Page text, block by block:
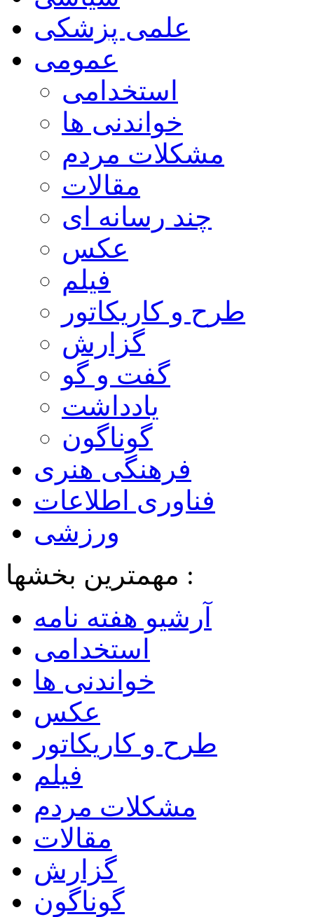
علمی پزشکی
عمومی
استخدامی
خواندنی ها
مشکلات مردم
مقالات
چند رسانه ای
عکس
فیلم
طرح و کاریکاتور
گزارش
گفت و گو
یادداشت
گوناگون
فرهنگی هنری
فناوری اطلاعات
ورزشی
مهمترین بخشها :
آرشیو هفته نامه
استخدامی
خواندنی ها
عکس
طرح و کاریکاتور
فیلم
مشکلات مردم
مقالات
گزارش
گوناگون